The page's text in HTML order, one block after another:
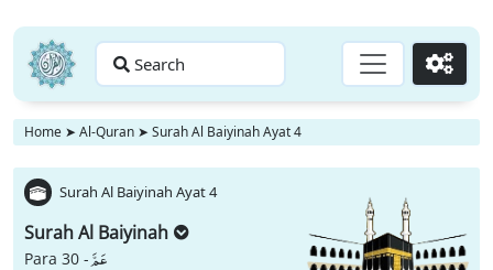
Search Go
Home ➤ Al-Quran ➤ Surah Al Baiyinah Ayat 4
Surah Al Baiyinah Ayat 4
Surah Al Baiyinah
Para 30 -عَمَّ